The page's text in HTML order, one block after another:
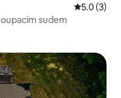
レビュー3
5.0 (3)
sudem